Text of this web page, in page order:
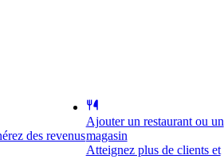
des revenus
Ajouter un restaurant ou un
magasin
Atteignez plus de clients et